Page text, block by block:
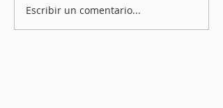
Escribir un comentario...